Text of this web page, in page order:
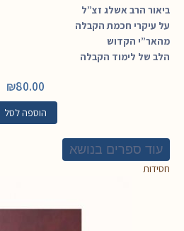
ביאור הרב אשלג זצ”ל
על עיקרי חכמת הקבלה
מהאר”י הקדוש
הלב של לימוד הקבלה
₪80.00
הוספה לסל
עוד ספרים בנושא
חסידות